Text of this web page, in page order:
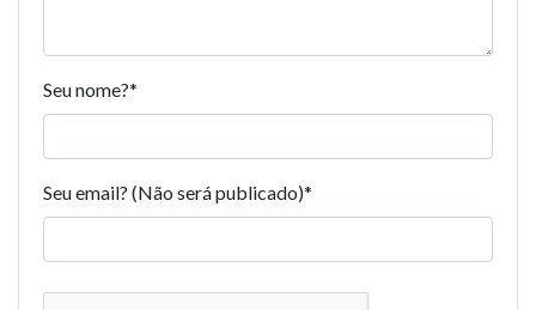
Seu nome?*
Seu email? (Não será publicado)*